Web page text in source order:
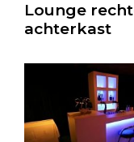
Lounge
achterkast